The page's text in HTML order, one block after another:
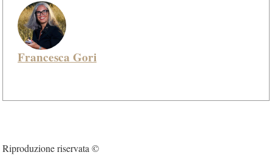
Francesca Gori
Riproduzione riservata ©